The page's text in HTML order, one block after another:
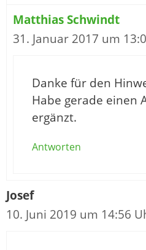
Matthias Schwindt
31. Januar 2017 um
Danke für den
Habe gerade einen
ergänzt.
Antworten
Josef
10. Juni 2019 um 14:56